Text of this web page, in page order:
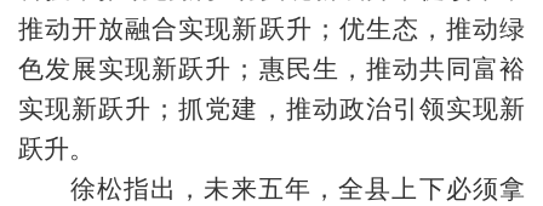
推动开放融合实现新跃升；优生态，推动绿
色发展实现新跃升；惠民生，推动共同富裕
实现新跃升；抓党建，推动政治引领实现新
跃升。
徐松指出，未来五年，全县上下必须拿